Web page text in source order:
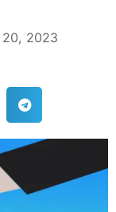
20, 2023